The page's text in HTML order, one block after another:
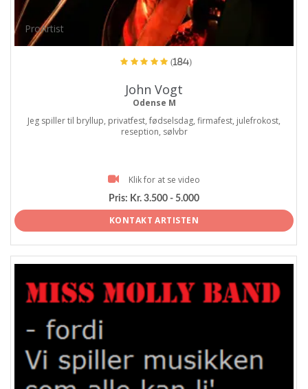
ProArtist
(184)
John Vogt
Odense M
Jeg spiller til bryllup, privatfest, fødselsdag, firmafest, julefrokost,
reseption, sølvbr
Klik for at se video
Pris: Kr. 3.500 - 5.000
KONTAKT ARTISTEN